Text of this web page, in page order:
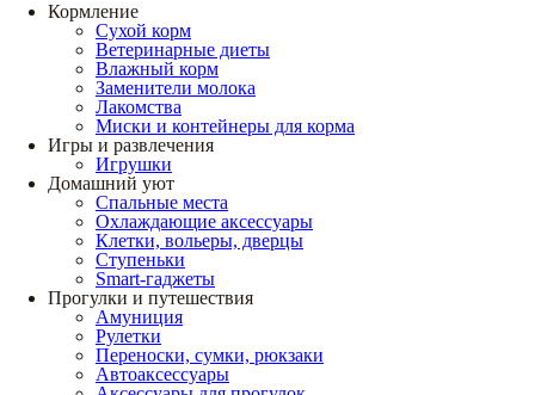
Кормление
Сухой корм
Ветеринарные диеты
Влажный корм
Заменители молока
Лакомства
Миски и контейнеры для корма
Игры и развлечения
Игрушки
Домашний уют
Спальные места
Охлаждающие аксессуары
Клетки, вольеры, дверцы
Ступеньки
Smart-гаджеты
Прогулки и путешествия
Амуниция
Рулетки
Переноски, сумки, рюкзаки
Автоаксессуары